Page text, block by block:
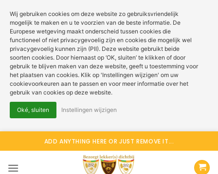
naar
ADD ANYTHING HERE OR JUST REMOVE IT...
Wij gebruiken cookies om deze website zo gebruiksvriendelijk
mogelijk te maken en u te voorzien van de beste informatie. De
Europese wetgeving maakt onderscheid tussen cookies die
functioneel of niet privacygevoelig zijn en cookies die mogelijk wel
privacygevoelig kunnen zijn (PII). Deze website gebruikt beide
soorten cookies. Door hiernaast op ‘OK, sluiten’ te klikken of door
gebruik te blijven maken van deze website, geeft u toestemming voor
het plaatsen van cookies. Klik op 'Instellingen wijzigen' om uw
cookievoorkeuren aan te passen en voor meer informatie over het
gebruik van cookies op deze website.
Oké, sluiten Instellingen wijzigen